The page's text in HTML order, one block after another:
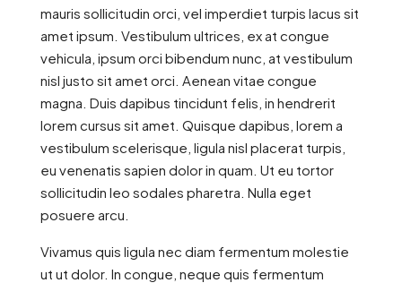
mauris sollicitudin orci, vel imperdiet turpis lacus sit
amet ipsum. Vestibulum ultrices, ex at congue
vehicula, ipsum orci bibendum nunc, at vestibulum
nisl justo sit amet orci. Aenean vitae congue
magna. Duis dapibus tincidunt felis, in hendrerit
lorem cursus sit amet. Quisque dapibus, lorem a
vestibulum scelerisque, ligula nisl placerat turpis,
eu venenatis sapien dolor in quam. Ut eu tortor
sollicitudin leo sodales pharetra. Nulla eget
posuere arcu.
Vivamus quis ligula nec diam fermentum molestie
ut ut dolor. In congue, neque quis fermentum